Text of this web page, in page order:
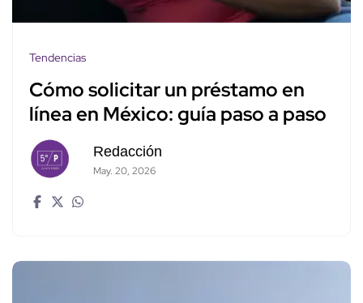
Tendencias
Cómo solicitar un préstamo en
línea en México: guía paso a paso
Redacción
May. 20, 2026